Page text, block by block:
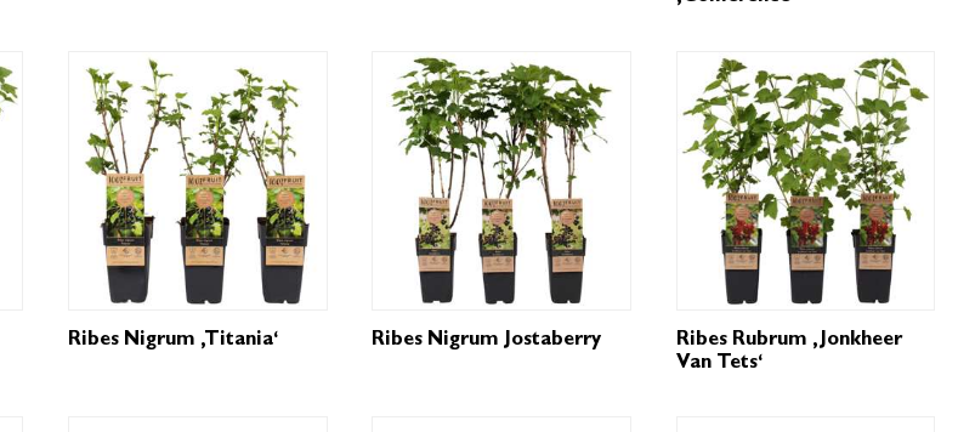
Ribes Nigrum ‚Titania‘ Ribes Nigrum Jostaberry
Ribes Rubrum ‚Jonkheer
Van Tets‘